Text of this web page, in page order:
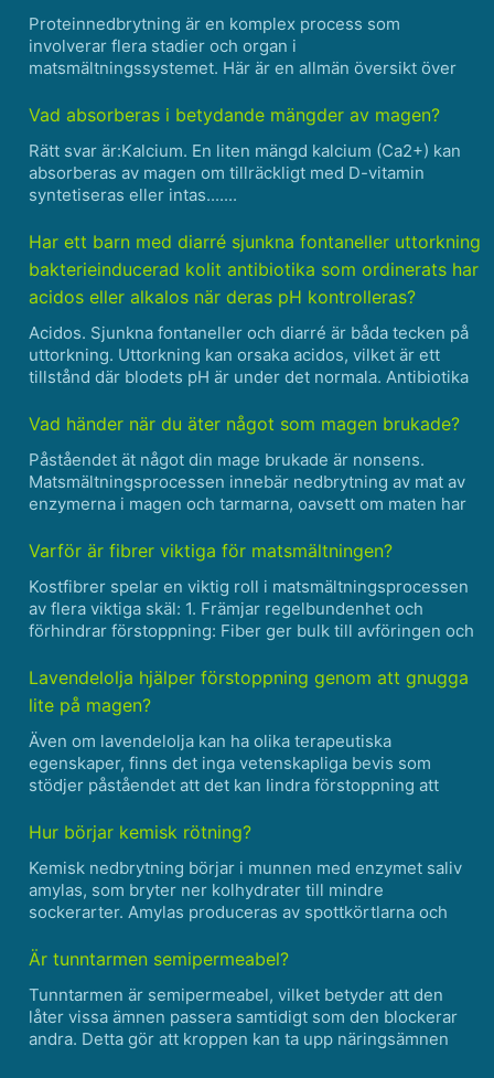
Proteinnedbrytning är en komplex process som
involverar flera stadier och organ i
matsmältningssystemet. Här är en allmän översikt över
mat kommer de ner i magen. - Magsäcken utsöndrar
Vad absorberas i betydande mängder av magen?
Rätt svar är:Kalcium. En liten mängd kalcium (Ca2+) kan
absorberas av magen om tillräckligt med D-vitamin
syntetiseras eller intas.......
Har ett barn med diarré sjunkna fontaneller uttorkning
bakterieinducerad kolit antibiotika som ordinerats har
acidos eller alkalos när deras pH kontrolleras?
Acidos. Sjunkna fontaneller och diarré är båda tecken på
uttorkning. Uttorkning kan orsaka acidos, vilket är ett
tillstånd där blodets pH är under det normala. Antibiotika
är uttorkade.......
Vad händer när du äter något som magen brukade?
Påståendet ät något din mage brukade är nonsens.
Matsmältningsprocessen innebär nedbrytning av mat av
enzymerna i magen och tarmarna, oavsett om maten har
Varför är fibrer viktiga för matsmältningen?
Kostfibrer spelar en viktig roll i matsmältningsprocessen
av flera viktiga skäl: 1. Främjar regelbundenhet och
förhindrar förstoppning: Fiber ger bulk till avföringen och
vatten, vilket gör det lättare för avförin......
Lavendelolja hjälper förstoppning genom att gnugga
lite på magen?
Även om lavendelolja kan ha olika terapeutiska
egenskaper, finns det inga vetenskapliga bevis som
stödjer påståendet att det kan lindra förstoppning att
innebär vanligtvis livsstilsförändringar, kostförändringar
Hur börjar kemisk rötning?
Kemisk nedbrytning börjar i munnen med enzymet saliv
amylas, som bryter ner kolhydrater till mindre
sockerarter. Amylas produceras av spottkörtlarna och
bryta ner stärkelse till enklare sockerarter, som maltos
Är tunntarmen semipermeabel?
Tunntarmen är semipermeabel, vilket betyder att den
låter vissa ämnen passera samtidigt som den blockerar
andra. Detta gör att kroppen kan ta upp näringsämnen